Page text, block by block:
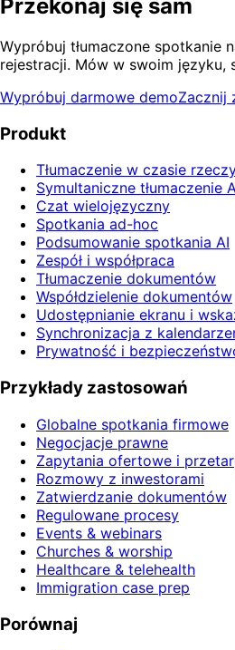
Przekonaj się sam
Wypróbuj tłumaczone spotkanie
rejestracji. Mów w swoim języku,
Wypróbuj darmowe demoZacznij
Produkt
Tłumaczenie w czasie
Symultaniczne tłumaczenie
Czat wielojęzyczny
Spotkania ad-hoc
Podsumowanie spotkania AI
Zespół i współpraca
Tłumaczenie dokumentów
Współdzielenie dokumentów
Udostępnianie ekranu i
Synchronizacja z
Prywatność i
Przykłady zastosowań
Globalne spotkania firmowe
Negocjacje prawne
Zapytania ofertowe i
Rozmowy z inwestorami
Zatwierdzanie dokumentów
Regulowane procesy
Events & webinars
Churches & worship
Healthcare & telehealth
Immigration case prep
Porównaj